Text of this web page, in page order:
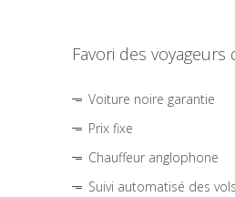
Favori des voyageurs
Voiture noire garantie
Prix fixe
Chauffeur anglophone
Suivi automatisé des vols